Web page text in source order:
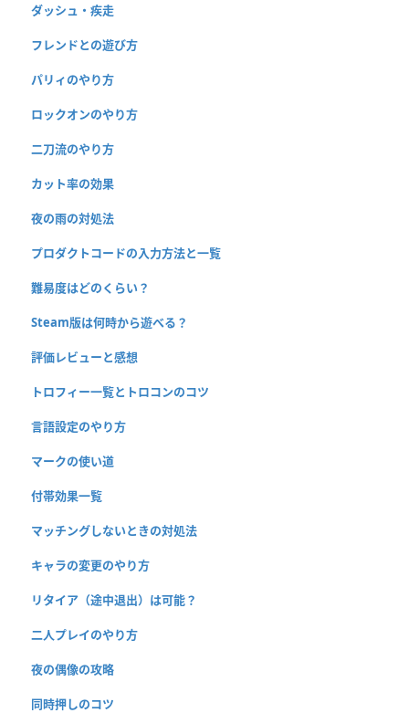
ダッシュ・疾走
フレンドとの遊び方
パリィのやり方
ロックオンのやり方
二刀流のやり方
カット率の効果
夜の雨の対処法
プロダクトコードの入力方法と一覧
難易度はどのくらい？
Steam版は何時から遊べる？
評価レビューと感想
トロフィー一覧とトロコンのコツ
言語設定のやり方
マークの使い道
付帯効果一覧
マッチングしないときの対処法
キャラの変更のやり方
リタイア（途中退出）は可能？
二人プレイのやり方
夜の偶像の攻略
同時押しのコツ